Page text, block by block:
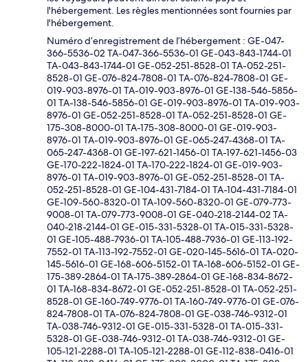
l'hébergement. Les règles mentionnées sont fournies par
l'hébergement.
Numéro d’enregistrement de l’hébergement : GE-047-
366-5536-02 TA-047-366-5536-01 GE-043-843-1744-01
TA-043-843-1744-01 GE-052-251-8528-01 TA-052-251-
8528-01 GE-076-824-7808-01 TA-076-824-7808-01 GE-
019-903-8976-01 TA-019-903-8976-01 GE-138-546-5856-
01 TA-138-546-5856-01 GE-019-903-8976-01 TA-019-903-
8976-01 GE-052-251-8528-01 TA-052-251-8528-01 GE-
175-308-8000-01 TA-175-308-8000-01 GE-019-903-
8976-01 TA-019-903-8976-01 GE-065-247-4368-01 TA-
065-247-4368-01 GE-197-621-1456-01 TA-197-621-1456-03
GE-170-222-1824-01 TA-170-222-1824-01 GE-019-903-
8976-01 TA-019-903-8976-01 GE-052-251-8528-01 TA-
052-251-8528-01 GE-104-431-7184-01 TA-104-431-7184-01
GE-109-560-8320-01 TA-109-560-8320-01 GE-079-773-
9008-01 TA-079-773-9008-01 GE-040-218-2144-02 TA-
040-218-2144-01 GE-015-331-5328-01 TA-015-331-5328-
01 GE-105-488-7936-01 TA-105-488-7936-01 GE-113-192-
7552-01 TA-113-192-7552-01 GE-020-145-5616-01 TA-020-
145-5616-01 GE-168-606-5152-01 TA-168-606-5152-01 GE-
175-389-2864-01 TA-175-389-2864-01 GE-168-834-8672-
01 TA-168-834-8672-01 GE-052-251-8528-01 TA-052-251-
8528-01 GE-160-749-9776-01 TA-160-749-9776-01 GE-076-
824-7808-01 TA-076-824-7808-01 GE-038-746-9312-01
TA-038-746-9312-01 GE-015-331-5328-01 TA-015-331-
5328-01 GE-038-746-9312-01 TA-038-746-9312-01 GE-
105-121-2288-01 TA-105-121-2288-01 GE-112-838-0416-01